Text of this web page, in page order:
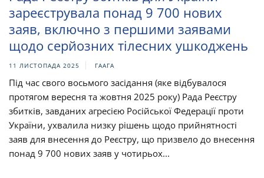
зареєструвала понад 9 700 нових
заяв, включно з першими заявами
щодо серйозних тілесних ушкоджень
11 ЛИСТОПАДА 2025 ГААГА
Під час свого восьмого засідання (яке відбувалося
протягом вересня та жовтня 2025 року) Рада Реєстру
збитків, завданих агресією Російської Федерації проти
України, ухвалила низку рішень щодо прийнятності
заяв для внесення до Реєстру, що призвело до внесення
понад 9 700 нових заяв у чотирьох...